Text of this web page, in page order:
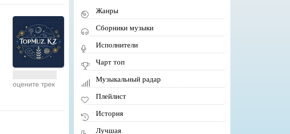
оцените трек
Жанры
Сборники музыки
Исполнители
Чарт топ
Музыкальный радар
Плейлист
История
Лучшая